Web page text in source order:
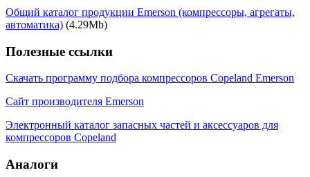
Общий каталог продукции Emerson (компрессоры, агрегаты,
автоматика) (4.29Mb)
Полезные ссылки
Скачать программу подбора компрессоров Copeland Emerson
Сайт производителя Emerson
Электронный каталог запасных частей и аксессуаров для
компрессоров Copeland
Аналоги